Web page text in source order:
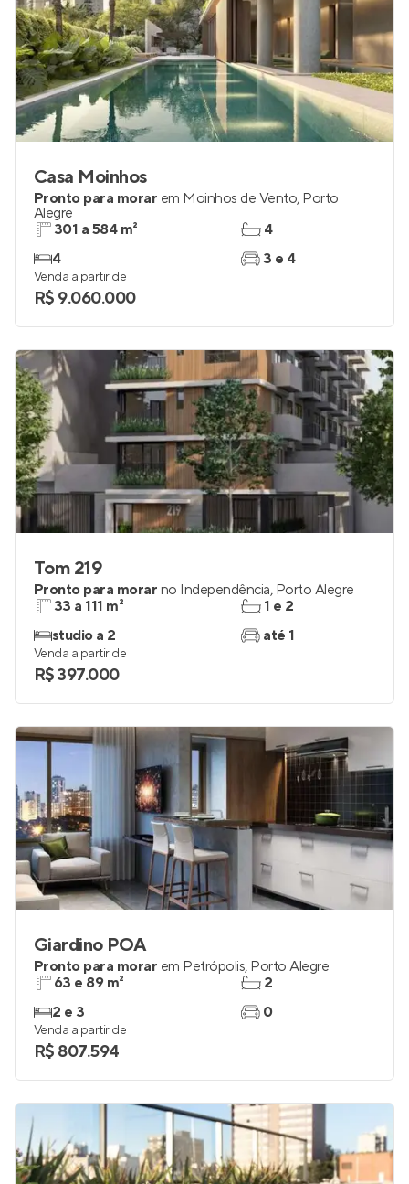
Casa Moinhos
Pronto para morar em Moinhos de Vento, Porto
Alegre
301 a 584 m²
4
4
3 e 4
Venda a partir de
R$ 9.060.000
Tom 219
Pronto para morar no Independência, Porto Alegre
33 a 111 m²
studio a 2
1 e 2
até 1
Venda a partir de
R$ 397.000
Giardino POA
Pronto para morar em Petrópolis, Porto Alegre
63 e 89 m²
2 e 3
2
0
Venda a partir de
R$ 807.594